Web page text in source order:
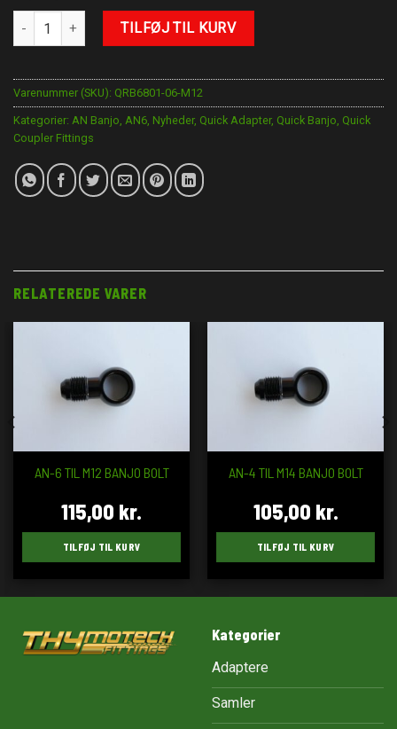
AN-6 Quick til M12 banjo bolt antal
TILFØJ TIL KURV
Varenummer (SKU): QRB6801-06-M12
Kategorier: AN Banjo, AN6, Nyheder, Quick Adapter, Quick Banjo, Quick
Coupler Fittings
RELATEREDE VARER
AN-6 TIL M12 BANJO BOLT
115,00 kr.
TILFØJ TIL KURV
AN-4 TIL M14 BANJO BOLT
105,00 kr.
TILFØJ TIL KURV
Kategorier
Adaptere
Samler